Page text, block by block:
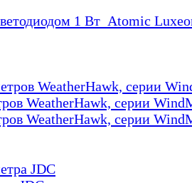
1 Вт Atomic
WeatherHawk, серии
WeatherHawk, серии